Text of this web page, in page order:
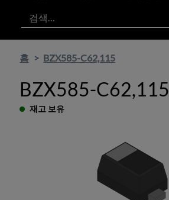
검색
홈 BZX585-C62,115
BZX585-C62,115
재고 보유